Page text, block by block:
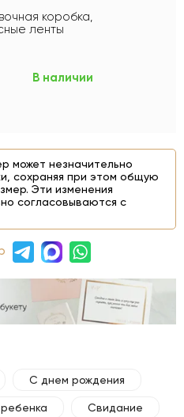
коробка,
ленты
В наличии
может незначительно
сохраняя при этом общую
Эти изменения
согласовываются с
С днем рождения
Свидание